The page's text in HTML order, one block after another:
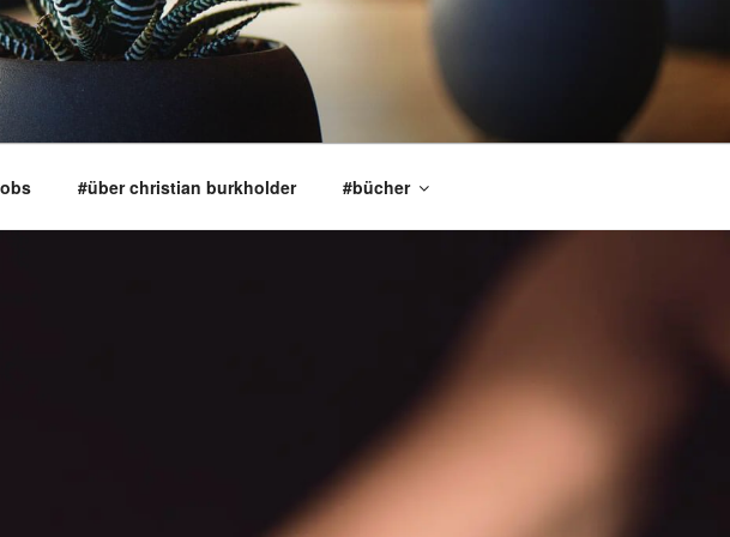
#über christian burkholder #bücher